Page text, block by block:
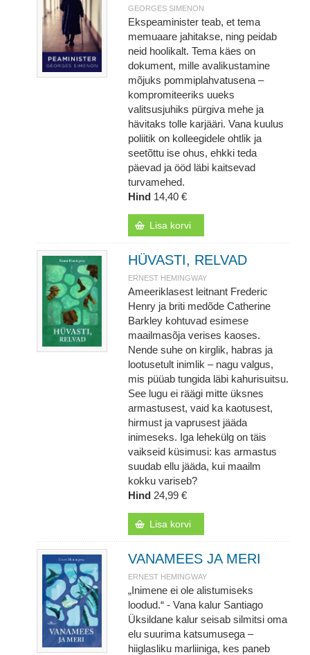
GEORGES SIMENON
Ekspeaminister teab, et tema
memuaare jahitakse, ning peidab
neid hoolikalt. Tema käes on
dokument, mille avalikustamine
mõjuks pommiplahvatusena –
kompromiteeriks uueks
valitsusjuhiks pürgiva mehe ja
hävitaks tolle karjääri. Vana kuulus
poliitik on kolleegidele ohtlik ja
seetõttu ise ohus, ehkki teda
päevad ja ööd läbi kaitsevad
turvamehed.
Hind 14,40 €
Lisa korvi
HÜVASTI, RELVAD
ERNEST HEMINGWAY
Ameeriklasest leitnant Frederic
Henry ja briti medõde Catherine
Barkley kohtuvad esimese
maailmasõja verises kaoses.
Nende suhe on kirglik, habras ja
lootusetult inimlik – nagu valgus,
mis püüab tungida läbi kahurisuitsu.
See lugu ei räägi mitte üksnes
armastusest, vaid ka kaotusest,
hirmust ja vaprusest jääda
inimeseks. Iga lehekülg on täis
vaikseid küsimusi: kas armastus
suudab ellu jääda, kui maailm
kokku variseb?
Hind 24,99 €
Lisa korvi
VANAMEES JA MERI
ERNEST HEMINGWAY
„Inimene ei ole alistumiseks
loodud.“ - Vana kalur Santiago
Üksildane kalur seisab silmitsi oma
elu suurima katsumusega –
hiiglasliku marliiniga, kes paneb